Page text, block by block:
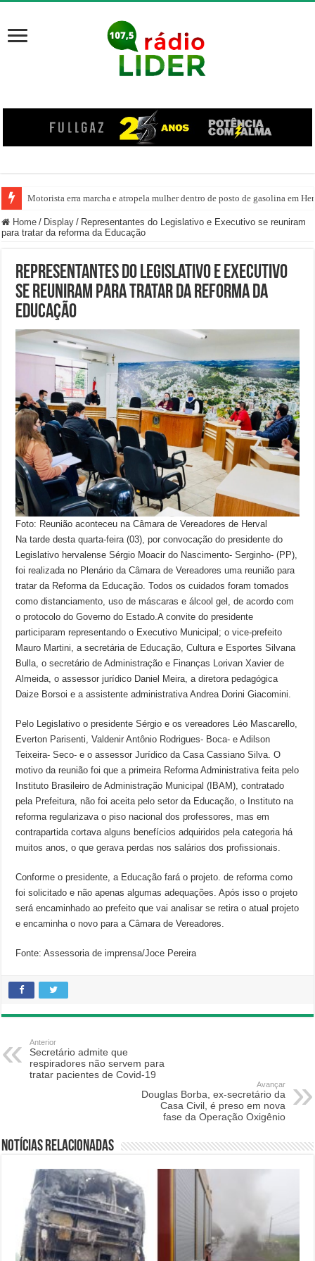
Motorista erra marcha e atropela mulher dentro de posto de gasolina em
Home / Display / Representantes do Legislativo e Executivo se reuniram
para tratar da reforma da Educação
Representantes do Legislativo e Executivo
se reuniram para tratar da reforma da
Educação
Foto: Reunião aconteceu na Câmara de Vereadores de Herval
Na tarde desta quarta-feira (03), por convocação do presidente do
Legislativo hervalense Sérgio Moacir do Nascimento- Serginho- (PP),
foi realizada no Plenário da Câmara de Vereadores uma reunião para
tratar da Reforma da Educação. Todos os cuidados foram tomados
como distanciamento, uso de máscaras e álcool gel, de acordo com
o protocolo do Governo do Estado.A convite do presidente
participaram representando o Executivo Municipal; o vice-prefeito
Mauro Martini, a secretária de Educação, Cultura e Esportes Silvana
Bulla, o secretário de Administração e Finanças Lorivan Xavier de
Almeida, o assessor jurídico Daniel Meira, a diretora pedagógica
Daize Borsoi e a assistente administrativa Andrea Dorini Giacomini.
Pelo Legislativo o presidente Sérgio e os vereadores Léo Mascarello,
Everton Parisenti, Valdenir Antônio Rodrigues- Boca- e Adilson
Teixeira- Seco- e o assessor Jurídico da Casa Cassiano Silva. O
motivo da reunião foi que a primeira Reforma Administrativa feita pelo
Instituto Brasileiro de Administração Municipal (IBAM), contratado
pela Prefeitura, não foi aceita pelo setor da Educação, o Instituto na
reforma regularizava o piso nacional dos professores, mas em
contrapartida cortava alguns benefícios adquiridos pela categoria há
muitos anos, o que gerava perdas nos salários dos profissionais.
Conforme o presidente, a Educação fará o projeto. de reforma como
foi solicitado e não apenas algumas adequações. Após isso o projeto
será encaminhado ao prefeito que vai analisar se retira o atual projeto
e encaminha o novo para a Câmara de Vereadores.
Fonte: Assessoria de imprensa/Joce Pereira
Anterior
Secretário admite que
respiradores não servem para
tratar pacientes de Covid-19
Avançar
Douglas Borba, ex-secretário da
Casa Civil, é preso em nova
fase da Operação Oxigênio
Notícias relacionadas